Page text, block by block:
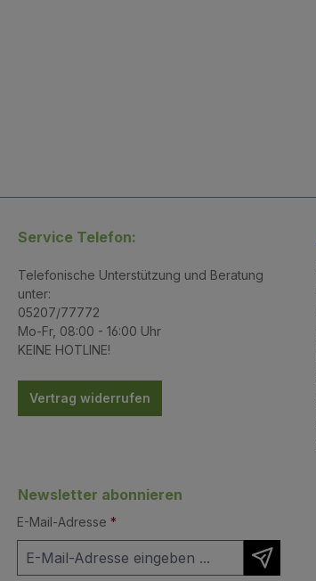
Service Telefon:
Telefonische Unterstützung und Beratung
unter:
05207/77772
Mo-Fr, 08:00 - 16:00 Uhr
KEINE HOTLINE!
Vertrag widerrufen
Newsletter abonnieren
E-Mail-Adresse *